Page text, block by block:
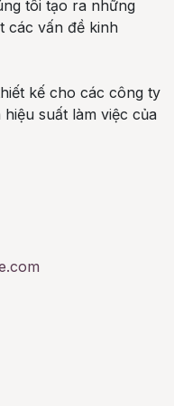
tôi tạo ra những
các vấn đề kinh
kế cho các công ty
suất làm việc của